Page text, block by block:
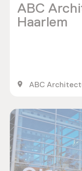
ABC
Haarlem
ABC